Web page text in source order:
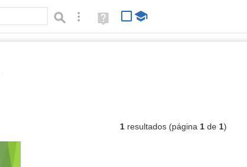
Búsqueda avanzada
Ayuda
(en
1resultados (página 1de 1)